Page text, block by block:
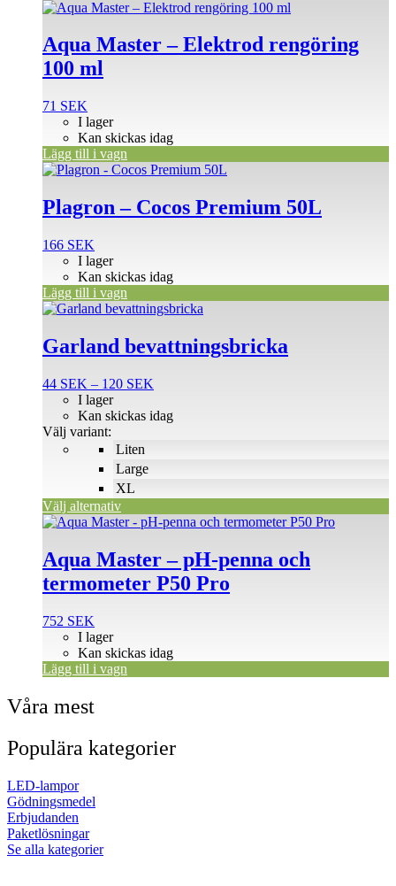
Aqua Master – Elektrod rengöring
100 ml
71 SEK
I lager
Kan skickas idag
Lägg till i vagn
Plagron – Cocos Premium 50L
166 SEK
I lager
Kan skickas idag
Lägg till i vagn
Garland bevattningsbricka
44 SEK – 120 SEK
till
Liten
Large
XL
I lager
Kan skickas idag
Välj variant:
Välj alternativ
Den
produkten
har
varianter.
olika
alternativen
produktsidan
Aqua Master – pH-penna och
termometer P50 Pro
752 SEK
I lager
Kan skickas idag
Lägg till i vagn
Våra mest
Populära kategorier
LED-lampor
Gödningsmedel
Erbjudanden
Paketlösningar
Se alla kategorier